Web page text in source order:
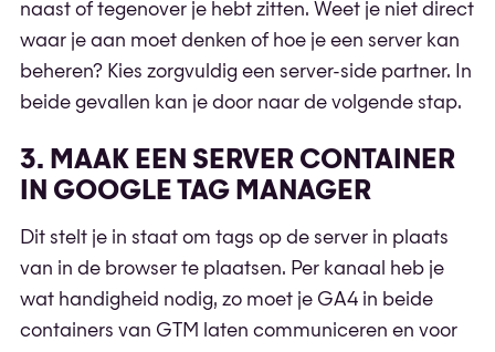
naast of tegenover je hebt zitten. Weet je niet direct
waar je aan moet denken of hoe je een server kan
beheren? Kies zorgvuldig een server-side partner. In
beide gevallen kan je door naar de volgende stap.
3. MAAK EEN SERVER CONTAINER
IN GOOGLE TAG MANAGER
Dit stelt je in staat om tags op de server in plaats
van in de browser te plaatsen. Per kanaal heb je
wat handigheid nodig, zo moet je GA4 in beide
containers van GTM laten communiceren en voor